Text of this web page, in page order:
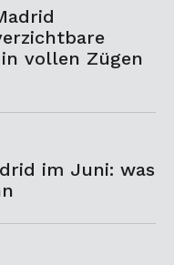
vollen Zügen
im Juni: was